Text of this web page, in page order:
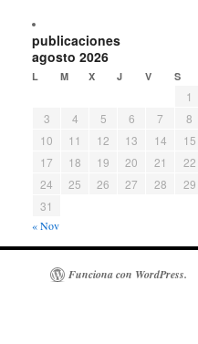
publicaciones
agosto 2026
L M X J V S
1
3
4 5 6 7 8
10
11 12 13 14 15
17
18 19 20 21 22
24
25 26 27 28 29
31
« Nov
Funciona con WordPress.